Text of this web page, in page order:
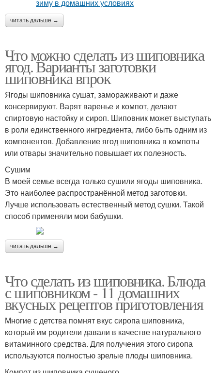
читать дальше →
Что можно сделать из шиповника
ягод. Варианты заготовки
шиповника впрок
Ягоды шиповника сушат, замораживают и даже
консервируют. Варят варенье и компот, делают
спиртовую настойку и сироп. Шиповник может выступать
в роли единственного ингредиента, либо быть одним из
компонентов. Добавление ягод шиповника в компоты
или отвары значительно повышает их полезность.
Сушим
В моей семье всегда только сушили ягоды шиповника.
Это наиболее распространённой метод заготовки.
Лучше использовать естественный метод сушки. Такой
способ применяли мои бабушки.
читать дальше →
Что сделать из шиповника. Блюда
с шиповником - 11 домашних
вкусных рецептов приготовления
Многие с детства помнят вкус сиропа шиповника,
который им родители давали в качестве натурального
витаминного средства. Для получения этого сиропа
используются полностью зрелые плоды шиповника.